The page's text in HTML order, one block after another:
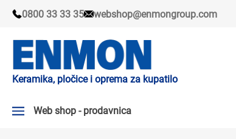
0800 33 33 35 webshop@enmongroup.com
Keramika, pločice i oprema za kupatilo
Web shop - prodavnica